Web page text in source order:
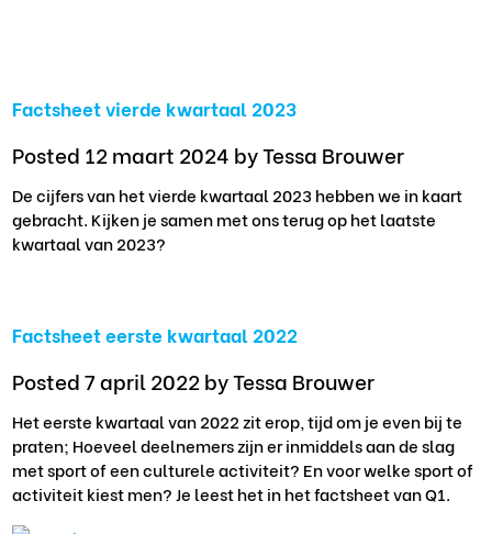
Factsheet vierde kwartaal 2023
Posted 12 maart 2024 by Tessa Brouwer
De cijfers van het vierde kwartaal 2023 hebben we in kaart
gebracht. Kijken je samen met ons terug op het laatste
kwartaal van 2023?
Factsheet eerste kwartaal 2022
Posted 7 april 2022by Tessa Brouwer
Het eerste kwartaal van 2022 zit erop, tijd om je even bij te
praten; Hoeveel deelnemers zijn er inmiddels aan de slag
met sport of een culturele activiteit? En voor welke sport of
activiteit kiest men? Je leest het in het factsheet van Q1.